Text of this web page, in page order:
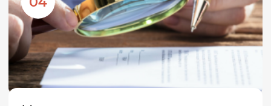
8 (800) 500-76-44
телефон
info@ceur.ru
почта